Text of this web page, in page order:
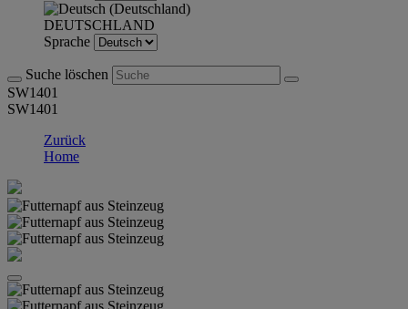
DEUTSCHLAND
Sprache
Suche löschen
SW1401
SW1401
Zurück
Home